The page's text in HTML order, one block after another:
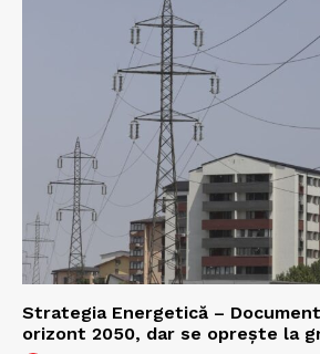
Strategia Energetică –
orizont 2050, dar se oprește la